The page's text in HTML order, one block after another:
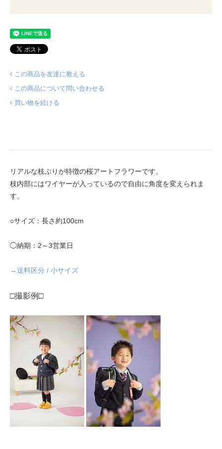
この商品を友達に教える
この商品について問い合わせる
買い物を続ける
リアルな枝ぶりが特徴の桜アートフラワーです。
枝内部にはワイヤーが入っているので自由に角度を変えられま
す。
○サイズ：長さ約100cm
◯納期：2～3営業日
→送料区分 / 小サイズ
□撮影例□